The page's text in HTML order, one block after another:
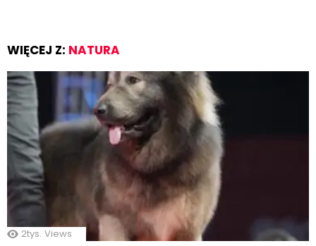
WIĘCEJ Z: NATURA
2tys. Views